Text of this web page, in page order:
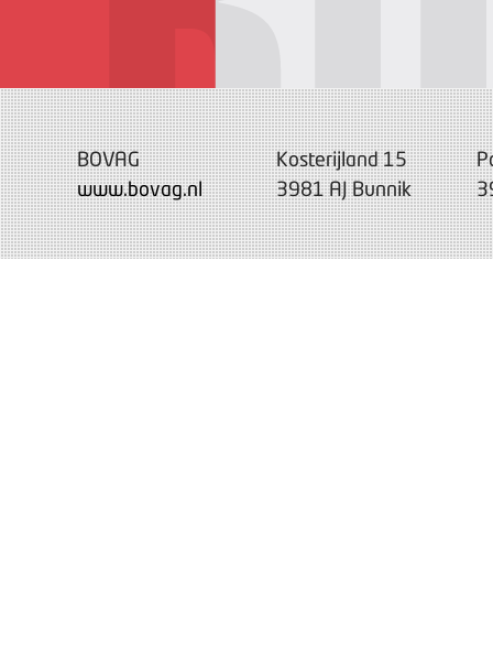
BOVAG
www.bovag.nl
Kosterijland 15
3981 AJ Bunnik